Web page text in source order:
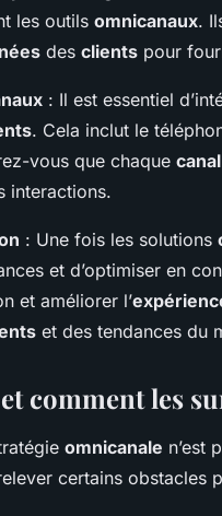
les outils omnicanaux.
des clients pour
: Il est essentiel
. Cela inclut le
vous que chaque canal
interactions.
: Une fois les solutions
et d’optimiser en
et améliorer l’
et des tendances du
comment les
omnicanale n’est
certains obstacles